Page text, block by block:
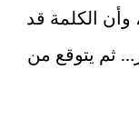
وأن الكلمة قد
ثم يتوقع من